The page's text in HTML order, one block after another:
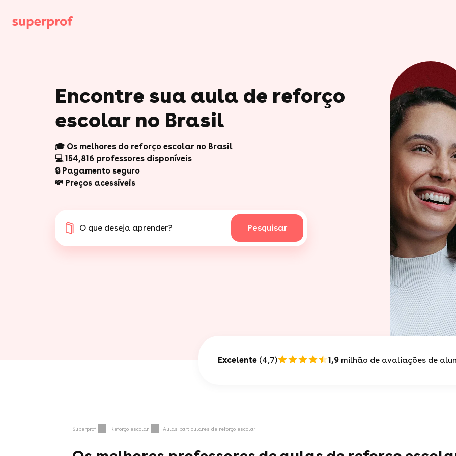
Encontre sua aula de reforço
escolar no Brasil
🎓 Os melhores do reforço escolar no Brasil
💻 154,816 professores disponíveis
🔒 Pagamento seguro
💸 Preços acessíveis
O que deseja aprender? Pesquisar
Excelente (4,7) 1,9 milhão de avaliações de
Superprof Reforço escolar Aulas particulares de reforço escolar